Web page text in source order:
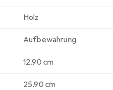
Holz
Aufbewahrung
12.90 cm
25.90 cm